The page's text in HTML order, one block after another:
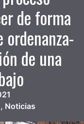
de forma
de una
, Noticias